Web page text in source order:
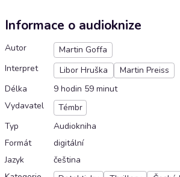
Informace o audioknize
Autor
Martin Goffa
Interpret
Libor Hruška
Martin Preiss
Délka
9 hodin 59 minut
Vydavatel
Témbr
Typ
Audiokniha
Formát
digitální
Jazyk
čeština